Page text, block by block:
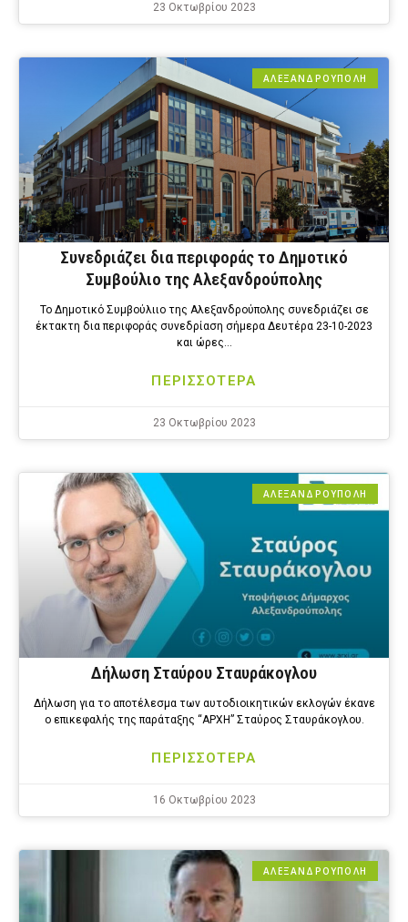
23 Οκτωβρίου 2023
ΑΛΕΞΑΝΔΡΟΎΠΟΛΗ
Συνεδριάζει δια περιφοράς το Δημοτικό
Συμβούλιο της Αλεξανδρούπολης
Το Δημοτικό Συμβούλιιο της Αλεξανδρούπολης συνεδριάζει σε
έκτακτη δια περιφοράς συνεδρίαση σήμερα Δευτέρα 23-10-2023
και ώρες…
ΠΕΡΙΣΣΟΤΕΡΑ
23 Οκτωβρίου 2023
ΑΛΕΞΑΝΔΡΟΎΠΟΛΗ
Δήλωση Σταύρου Σταυράκογλου
Δήλωση για το αποτέλεσμα των αυτοδιοικητικών εκλογών έκανε
ο επικεφαλής της παράταξης “ΑΡΧΗ” Σταύρος Σταυράκογλου.
ΠΕΡΙΣΣΟΤΕΡΑ
16 Οκτωβρίου 2023
ΑΛΕΞΑΝΔΡΟΎΠΟΛΗ